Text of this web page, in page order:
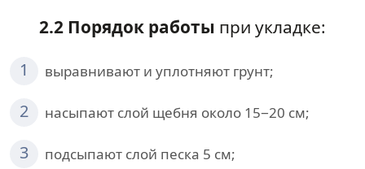
2.2 Порядок работы при укладке:
1 выравнивают и уплотняют грунт;
2 насыпают слой щебня около 15−20 см;
3 подсыпают слой песка 5 см;